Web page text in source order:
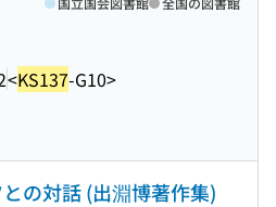
<KS137-G10>
の対話 (出淵博著作集)